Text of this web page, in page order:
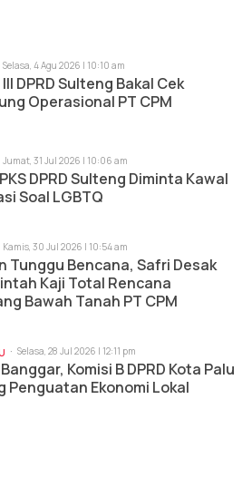
Selasa, 4 Agu 2026 | 10:10 am
DPRD Sulteng Bakal Cek
Operasional PT CPM
Jumat, 31 Jul 2026 | 10:06 am
DPRD Sulteng Diminta Kawal
Soal LGBTQ
Kamis, 30 Jul 2026 | 10:54 am
Tunggu Bencana, Safri Desak
Kaji Total Rencana
Bawah Tanah PT CPM
Selasa, 28 Jul 2026 | 12:11 pm
Komisi B DPRD Kota Palu
Penguatan Ekonomi Lokal